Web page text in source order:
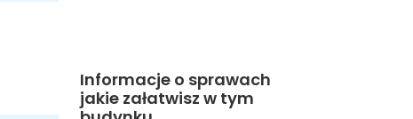
Informacje o sprawach
jakie załatwisz w tym